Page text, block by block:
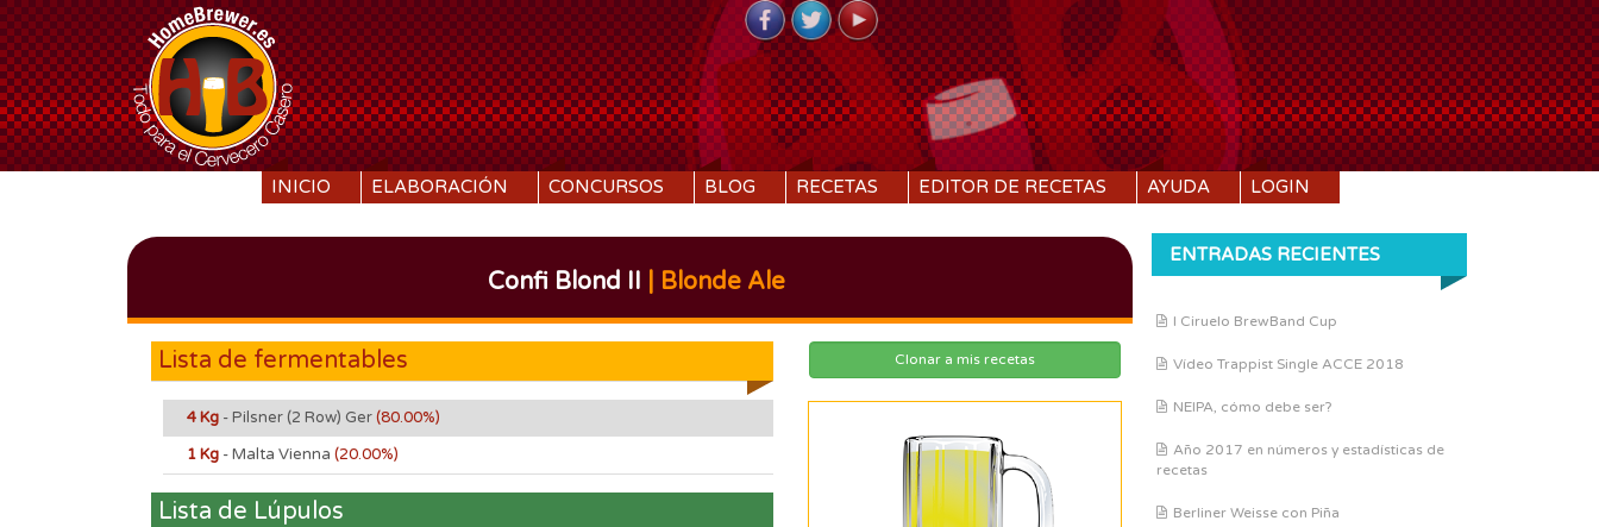
SKIP TO CONTENT
INICIO ELABORACIÓN CONCURSOS BLOG RECETAS EDITOR DE RECETAS AYUDA LOGIN
Confi Blond II | Blonde Ale
Lista de fermentables
4 Kg - Pilsner (2 Row) Ger(80.00%)
1 Kg - Malta Vienna (20.00%)
Lista de Lúpulos
Clonar a mis recetas
ENTRADAS RECIENTES
I Ciruelo BrewBand Cup
Vídeo Trappist Single ACCE 2018
NEIPA, cómo debe ser?
Año 2017 en números y estadísticas de
recetas
Berliner Weisse con Piña